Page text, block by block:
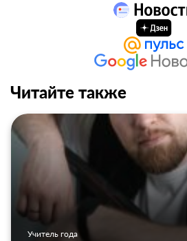
Читайте также
Учитель года